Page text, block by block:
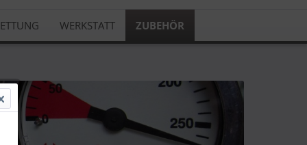
WERKSTATT ZUBEHÖR